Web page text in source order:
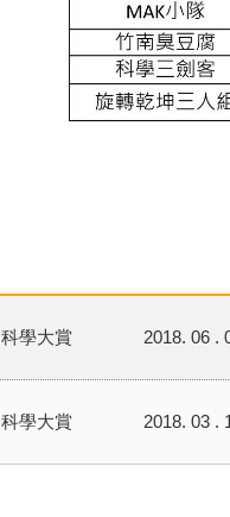
科學大賞 2018. 06 .
科學大賞 2018. 03 .